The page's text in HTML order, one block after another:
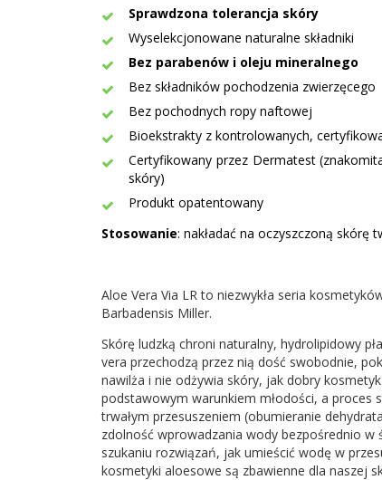
Sprawdzona tolerancja skóry
Wyselekcjonowane naturalne składniki
Bez parabenów i oleju mineralnego
Bez składników pochodzenia zwierzęcego
Bez pochodnych ropy naftowej
Bioekstrakty z kontrolowanych,
Certyfikowany przez Dermatest
skóry)
Produkt opatentowany
Stosowanie: nakładać na oczyszczoną skórę
Aloe Vera Via LR to niezwykła seria
Barbadensis Miller.
Skórę ludzką chroni naturalny, hydrolipidowy
vera przechodzą przez nią dość swobodnie,
nawilża i nie odżywia skóry, jak dobry
podstawowym warunkiem młodości, a proces
trwałym przesuszeniem (obumieranie
zdolność wprowadzania wody bezpośrednio w
szukaniu rozwiązań, jak umieścić wodę w
kosmetyki aloesowe są zbawienne dla naszej